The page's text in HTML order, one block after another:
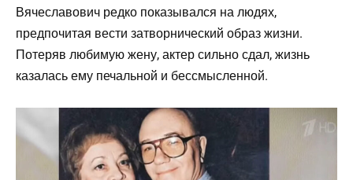
Вячеславович редко показывался на людях,
предпочитая вести затворнический образ жизни.
Потеряв любимую жену, актер сильно сдал, жизнь
казалась ему печальной и бессмысленной.